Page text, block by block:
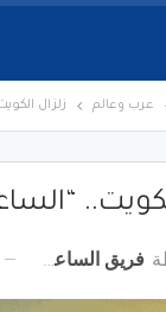
عرب وعالم زلزال
فريق الساعة برس